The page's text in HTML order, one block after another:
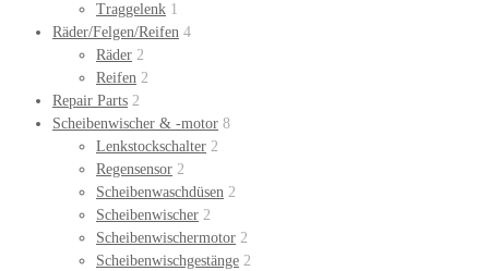
Traggelenk 1
Räder/Felgen/Reifen 4
Räder 2
Reifen 2
Repair Parts 2
Scheibenwischer & -motor 8
Lenkstockschalter 2
Regensensor 2
Scheibenwaschdüsen 2
Scheibenwischer 2
Scheibenwischermotor 2
Scheibenwischgestänge 2